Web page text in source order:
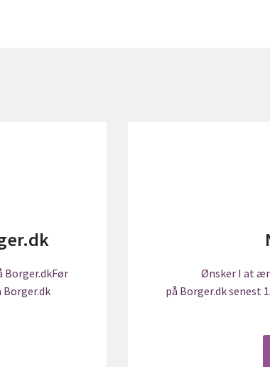
Ønsker I at
på Borger.dk senest